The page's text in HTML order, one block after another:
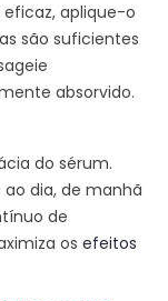
aplique-o
são suficientes
absorvido.
do sérum.
dia, de manhã
de
os efeitos